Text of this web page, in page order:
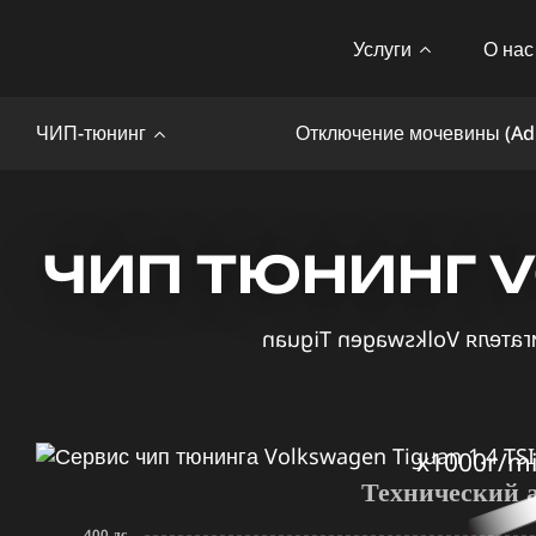
Услуги О нас
ЧИП-тюнинг Отключение мочевины
ЧИП ТЮНИНГ
x1000r/
Технический